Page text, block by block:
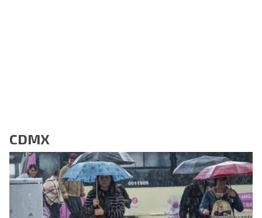
CDMX